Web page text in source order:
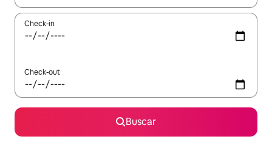
Check-in
Check-out
Buscar